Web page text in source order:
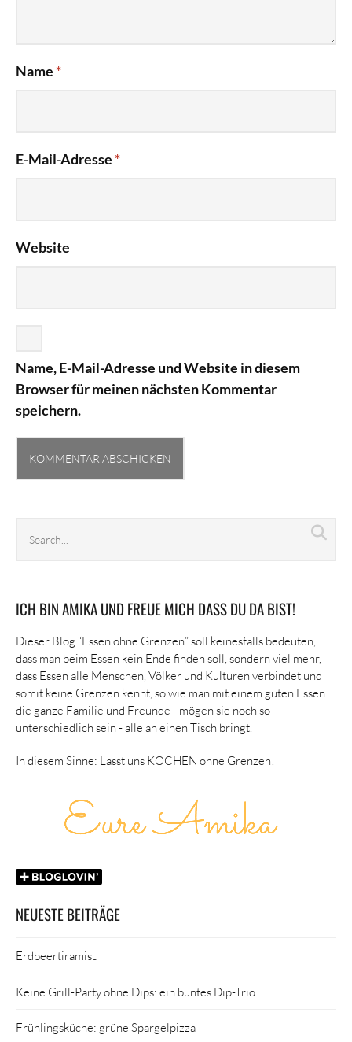
Name *
E-Mail-Adresse *
Website
Name, E-Mail-Adresse und Website in diesem
Browser für meinen nächsten Kommentar
speichern.
archives
ICH BIN AMIKA UND FREUE MICH DASS DU DA BIST!
Dieser Blog “Essen ohne Grenzen” soll keinesfalls bedeuten,
dass man beim Essen kein Ende finden soll, sondern viel mehr,
dass Essen alle Menschen, Völker und Kulturen verbindet und
somit keine Grenzen kennt, so wie man mit einem guten Essen
die ganze Familie und Freunde - mögen sie noch so
unterschiedlich sein - alle an einen Tisch bringt.
In diesem Sinne: Lasst uns KOCHEN ohne Grenzen!
NEUESTE BEITRÄGE
Erdbeertiramisu
Keine Grill-Party ohne Dips: ein buntes Dip-Trio
Frühlingsküche: grüne Spargelpizza